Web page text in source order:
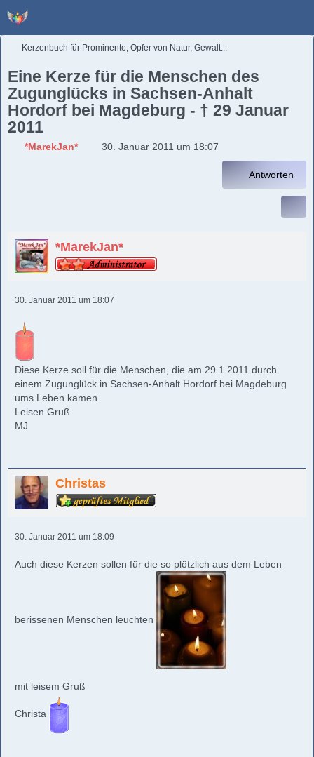
Kerzenbuch für Prominente, Opfer von Natur, Gewalt...
Eine Kerze für die Menschen des
Zugunglücks in Sachsen-Anhalt
Hordorf bei Magdeburg - † 29 Januar
2011
*MarekJan* 30. Januar 2011 um 18:07
Antworten
*MarekJan*
30. Januar 2011 um 18:07
Diese Kerze soll für die Menschen, die am 29.1.2011 durch
einem Zugunglück in Sachsen-Anhalt Hordorf bei Magdeburg
ums Leben kamen.
Leisen Gruß
MJ
Christas
30. Januar 2011 um 18:09
Auch diese Kerzen sollen für die so plötzlich aus dem Leben
berissenen Menschen leuchten
mit leisem Gruß
Christa